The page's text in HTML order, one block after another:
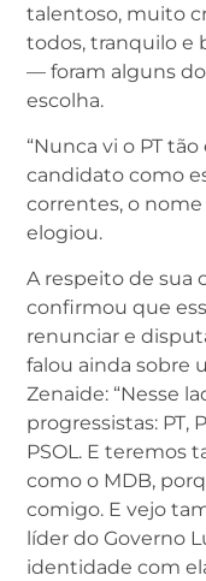
talentoso, muito
todos, tranquilo e
— foram alguns
escolha.
“Nunca vi o PT
candidato como
correntes, o nome
elogiou.
A respeito de sua
confirmou que
renunciar e
falou ainda sobre
Zenaide: “Nesse
progressistas: PT,
PSOL. E teremos
como o MDB,
comigo. E vejo
líder do Governo
identidade com